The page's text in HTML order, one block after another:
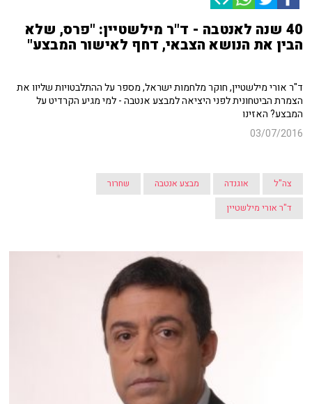
40 שנה לאנטבה - ד"ר מילשטיין: "פרס, שלא
הבין את הנושא הצבאי, דחף לאישור המבצע"
ד"ר אורי מילשטיין, חוקר מלחמות ישראל, מספר על ההתלבטויות שליוו את
הצמרת הביטחונית לפני היציאה למבצע אנטבה - למי מגיע הקרדיט על
המבצע? האזינו
03/07/2016
צה"ל אוגנדה מבצע אנטבה
שחרור
ד"ר אורי מילשטיין